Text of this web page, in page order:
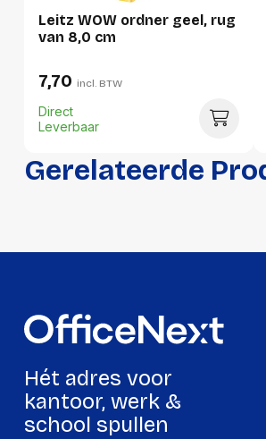
Verpakking
Hoeveelheid:
1 stuk
Breedte:
80
Per doos
Hoeveelheid:
10 stuks
Breedte:
Hoogte:
Gerelateerde
Leitz WOW ordner geel, rug
van 8,0 cm
7,70 incl. BTW
Direct
Leverbaar
Hét adres voor
kantoor, werk &
school spullen